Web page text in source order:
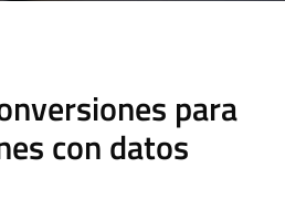
para
con datos